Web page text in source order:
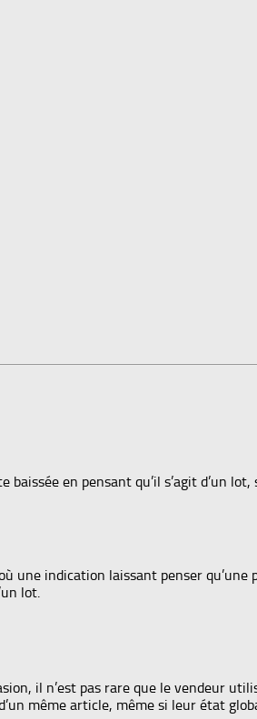
en pensant qu’il s’agit d’un
une indication laissant penser
lot.
il n’est pas rare que le vendeur
même article, même si leur état